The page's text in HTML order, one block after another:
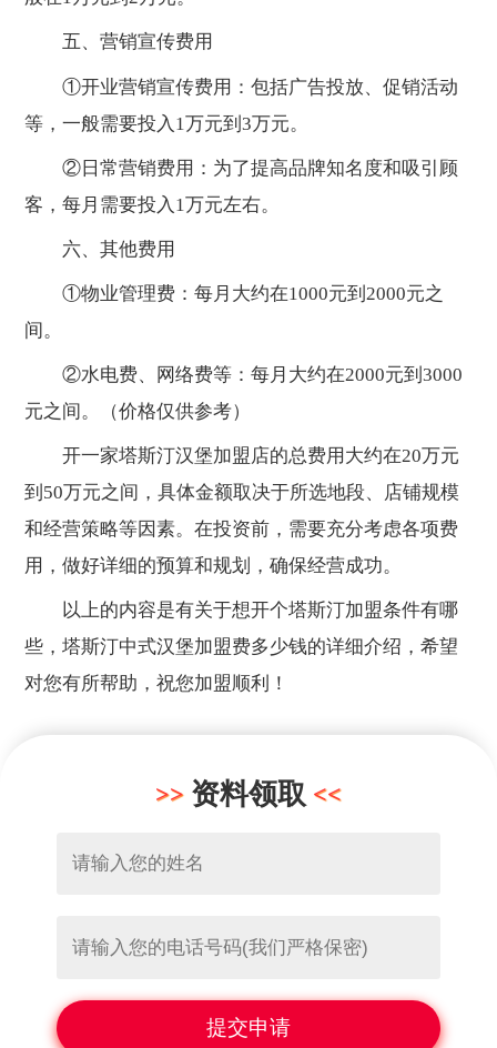
五、营销宣传费用
①开业营销宣传费用：包括广告投放、促销活动
等，一般需要投入1万元到3万元。
②日常营销费用：为了提高品牌知名度和吸引顾
客，每月需要投入1万元左右。
六、其他费用
①物业管理费：每月大约在1000元到2000元之
间。
②水电费、网络费等：每月大约在2000元到3000
元之间。（价格仅供参考）
开一家塔斯汀汉堡加盟店的总费用大约在20万元
到50万元之间，具体金额取决于所选地段、店铺规模
和经营策略等因素。在投资前，需要充分考虑各项费
用，做好详细的预算和规划，确保经营成功。
以上的内容是有关于想开个塔斯汀加盟条件有哪
些，塔斯汀中式汉堡加盟费多少钱的详细介绍，希望
对您有所帮助，祝您加盟顺利！
资料领取